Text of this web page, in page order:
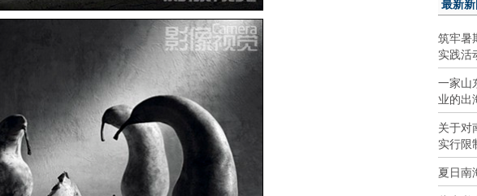
筑牢暑
实践活
一家山
业的出
关于对
实行限
夏日南